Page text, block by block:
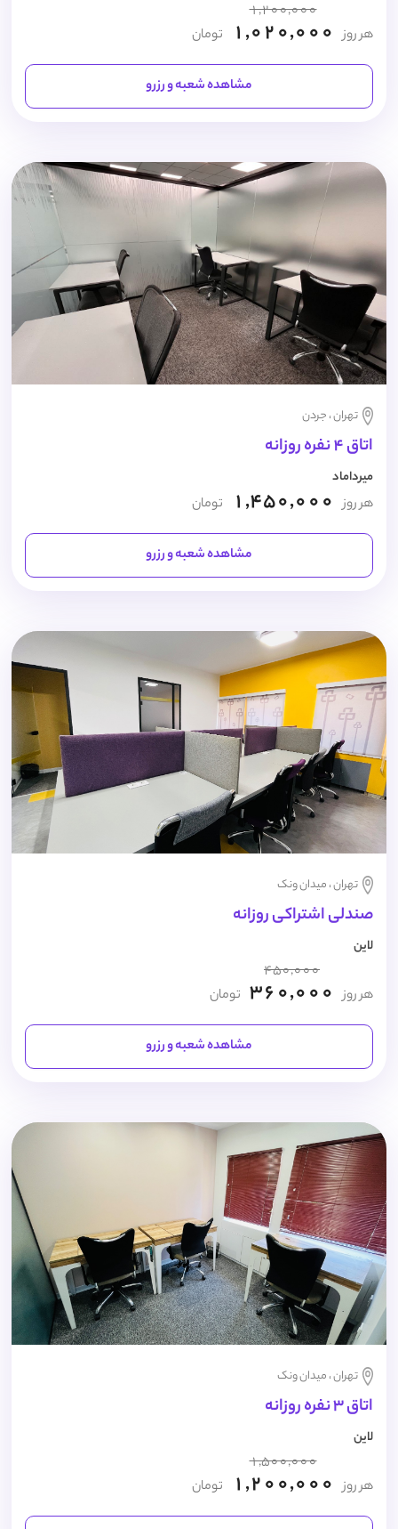
هر روز
1,200,000
1,020,000 تومان
مشاهده شعبه و رزرو
تهران ، جردن
اتاق 4 نفره روزانه
میرداماد
هر روز 1,450,000 تومان
مشاهده شعبه و رزرو
تهران ، میدان ونک
صندلی اشتراکی روزانه
لاین
هر روز
450,000
360,000 تومان
مشاهده شعبه و رزرو
تهران ، میدان ونک
اتاق 3 نفره روزانه
لاین
هر روز
1,500,000
1,200,000 تومان